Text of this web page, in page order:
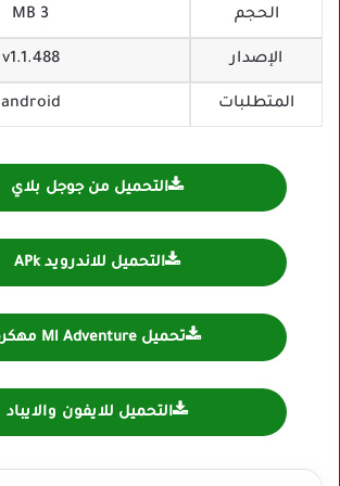
الحجم 3 MB
الإصدار v1.1.488
المتطلبات android
التحميل من جوجل بلاي
التحميل للاندرويد APk
تحميل Ml Adventure مهكرة
التحميل للايفون والايباد